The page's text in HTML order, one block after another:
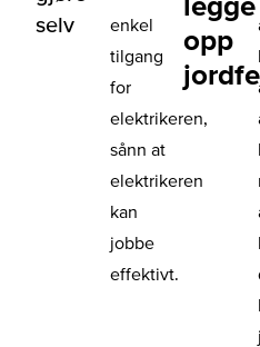
selv
enkel
tilgang
for
elektrikeren,
sånn at
elektrikeren
kan
jobbe
effektivt.
opp